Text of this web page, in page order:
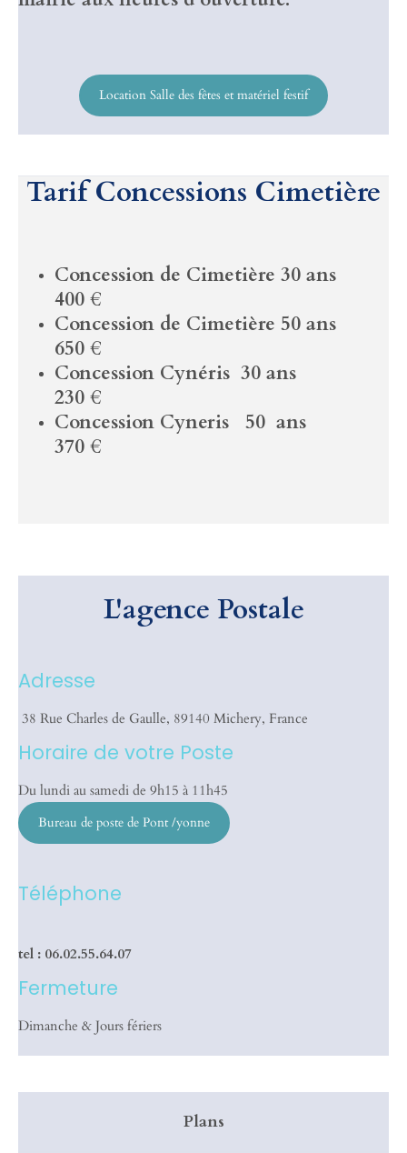
Location Salle des fêtes et matériel festif
Tarif Concessions Cimetière
Concession de Cimetière 30 ans
400 €
Concession de Cimetière 50 ans
650 €
Concession Cynéris 30 ans
230 €
Concession Cyneris 50 ans
370 €
L'agence Postale
Adresse
38 Rue Charles de Gaulle, 89140 Michery, France
Horaire de votre Poste
Du lundi au samedi de 9h15 à 11h45
Bureau de poste de Pont /yonne
Téléphone
tel : 06.02.55.64.07
Fermeture
Dimanche & Jours fériers
Plans